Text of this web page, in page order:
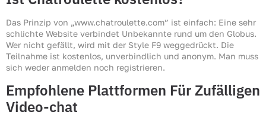
Das Prinzip von „www.chatroulette.com” ist einfach: Eine sehr
schlichte Website verbindet Unbekannte rund um den Globus.
Wer nicht gefällt, wird mit der Style F9 weggedrückt. Die
Teilnahme ist kostenlos, unverbindlich und anonym. Man muss
sich weder anmelden noch registrieren.
Empfohlene Plattformen Für Zufälligen
Video-chat